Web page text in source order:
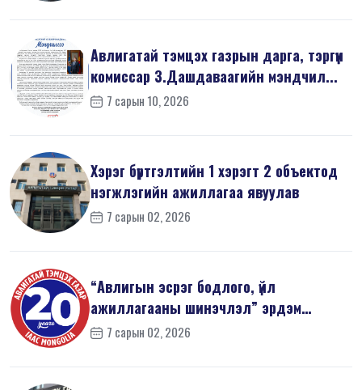
Авлигатай тэмцэх газрын дарга, тэргүүн
комиссар З.Дашдаваагийн мэндчил...
7 сарын 10, 2026
Хэрэг бүртгэлтийн 1 хэрэгт 2 объектод
нэгжлэгийн ажиллагаа явуулав
7 сарын 02, 2026
“Авлигын эсрэг бодлого, үйл
ажиллагааны шинэчлэл” эрдэм
шинжилгээний б...
7 сарын 02, 2026